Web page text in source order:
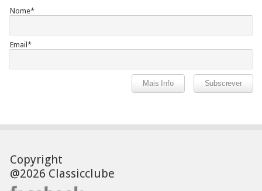
Nome*
Email*
Copyright
@2026 Classicclube